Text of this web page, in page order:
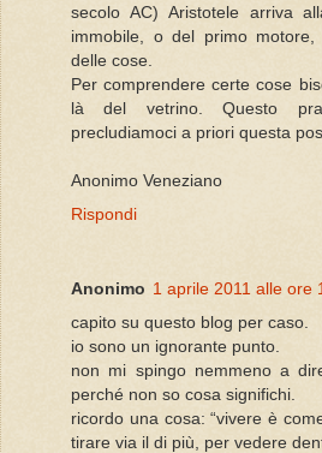
secolo AC) Aristotele arriva
immobile, o del primo
delle cose.
Per comprendere certe cose
là del vetrino. Questo
precludiamoci a priori questa
Anonimo Veneziano
Rispondi
Anonimo 1 aprile 2011 alle ore
capito su questo blog per caso.
io sono un ignorante punto.
non mi spingo nemmeno a
perché non so cosa significhi.
ricordo una cosa: “vivere è
tirare via il di più, per vedere